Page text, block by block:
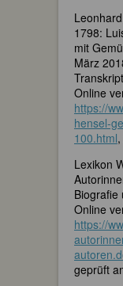
1798:
mit
März
Online
https://
hensel-
100.html
Lexikon
Biografie
Online
https://
geprüft